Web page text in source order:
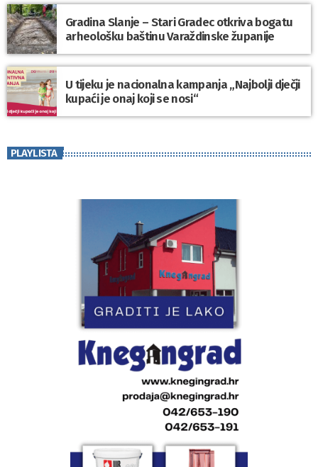
Gradina Slanje – Stari Gradec otkriva bogatu
arheološku baštinu Varaždinske županije
U tijeku je nacionalna kampanja „Najbolji dječji
kupaći je onaj koji se nosi“
PLAYLISTA